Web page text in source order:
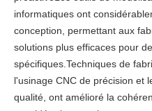
informatiques ont
conception, permettant aux
solutions plus efficaces pour
spécifiques.Techniques de
l'usinage CNC de précision et
qualité, ont amélioré la